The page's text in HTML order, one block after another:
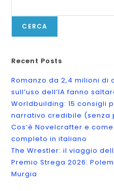
CERCA
Recent Posts
Romanzo da 2,4 milioni di
sull’uso dell’IA fanno
Worldbuilding: 15 consigli
narrativo credibile (senza
Cos’è Novelcrafter e
completo in italiano
The Wrestler: il viaggio
Premio Strega 2026:
Murgia